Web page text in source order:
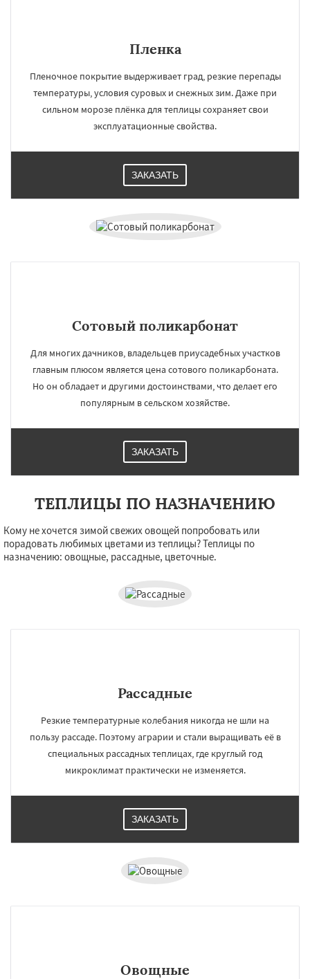
Пленка
Пленочное покрытие выдерживает град, резкие перепады
температуры, условия суровых и снежных зим. Даже при
сильном морозе плёнка для теплицы сохраняет свои
эксплуатационные свойства.
ЗАКАЗАТЬ
Сотовый поликарбонат
Для многих дачников, владельцев приусадебных участков
главным плюсом является цена сотового поликарбоната.
Но он обладает и другими достоинствами, что делает его
популярным в сельском хозяйстве.
ЗАКАЗАТЬ
ТЕПЛИЦЫ ПО НАЗНАЧЕНИЮ
Кому не хочется зимой свежих овощей попробовать или
порадовать любимых цветами из теплицы? Теплицы по
назначению: овощные, рассадные, цветочные.
Рассадные
Резкие температурные колебания никогда не шли на
пользу рассаде. Поэтому аграрии и стали выращивать её в
специальных рассадных теплицах, где круглый год
микроклимат практически не изменяется.
ЗАКАЗАТЬ
Овощные